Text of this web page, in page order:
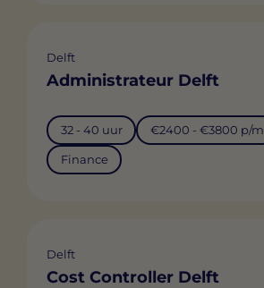
Delft
Administrateur Delft
32 - 40 uur €2400 - €3800 p/m
Finance
Delft
Cost Controller Delft